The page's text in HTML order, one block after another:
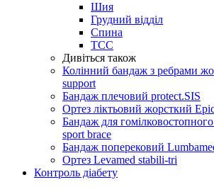
Шия
Грудний відділ
Спина
ТСС
Дивіться також
Колінний бандаж з ребрами
support
Бандаж плечовий protect.SIS
Ортез ліктьовий жорсткий
Бандаж для
sport brace
Бандаж поперековий
Ортез Levamed stabili-tri
Контроль діабету